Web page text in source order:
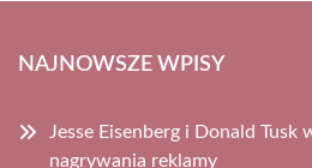
NAJNOWSZE WPISY
Jesse Eisenberg i Donald Tusk
nagrywania reklamy